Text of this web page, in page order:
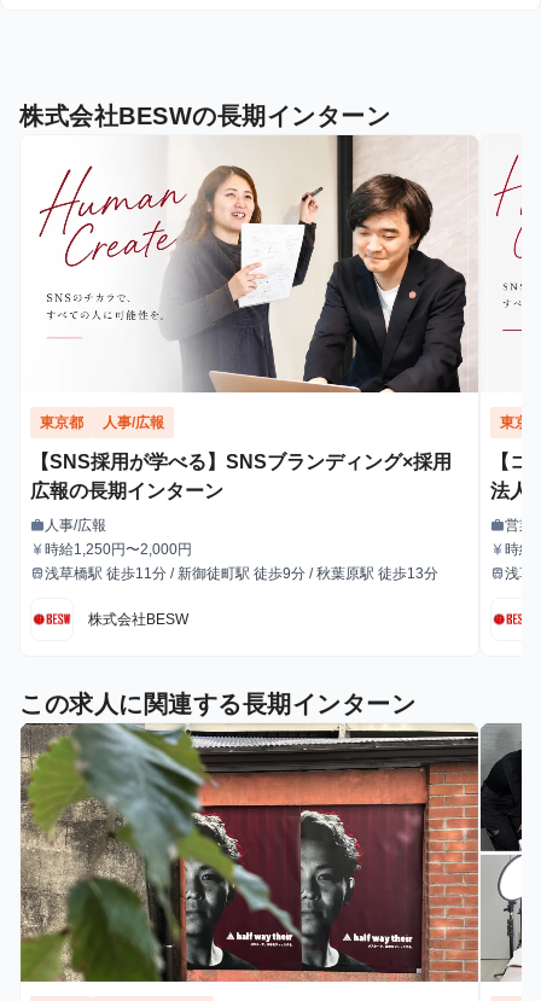
株式会社BESWの長期インターン
東京都 人事/広報
【SNS採用が学べる】SNSブランディング×採用
広報の長期インターン
職種
work 人事/広報
給与
currency_yen 時給1,250円〜2,000円
最寄駅
train浅草橋駅 徒歩11分 / 新御徒町駅 徒歩9分 / 秋葉原駅 徒歩13分
株式会社BESW
東京
【
法人
職種
work営業
給与
currency_yen 時給
最寄駅
train浅草
この求人に関連する長期インターン